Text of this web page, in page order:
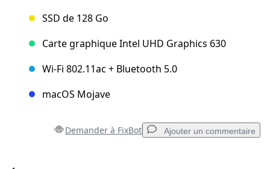
SSD de 128 Go
Carte graphique Intel UHD Graphics 630
Wi-Fi 802.11ac + Bluetooth 5.0
macOS Mojave
Demander à FixBot Ajouter un commentaire